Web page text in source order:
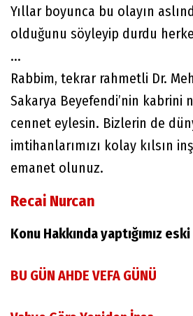
Yıllar boyunca bu olayın
olduğunu söyleyip durdu
...
Rabbim, tekrar rahmetli Dr.
Sakarya Beyefendi’nin kabrini
cennet eylesin. Bizlerin de
imtihanlarımızı kolay kılsın
emanet olunuz.
Recai Nurcan
Konu Hakkında yaptığımız
BU GÜN AHDE VEFA GÜNÜ